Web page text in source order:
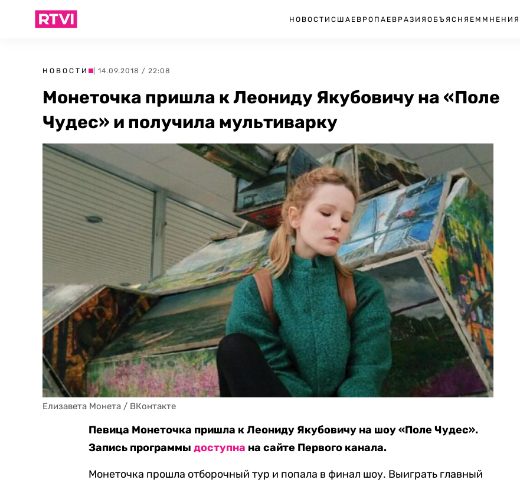
НОВОСТИ США ЕВРОПА ЕВРАЗИЯ ОБЪЯСНЯЕМ МНЕНИЯ
НОВОСТИ | 14.09.2018 / 22:08
Монеточка пришла к Леониду Якубовичу на «Поле
Чудес» и получила мультиварку
Елизавета Монета / ВКонтакте
Певица Монеточка пришла к Леониду Якубовичу на шоу «Поле Чудес».
Запись программы доступна на сайте Первого канала.
Монеточка прошла отборочный тур и попала в финал шоу. Выиграть главный